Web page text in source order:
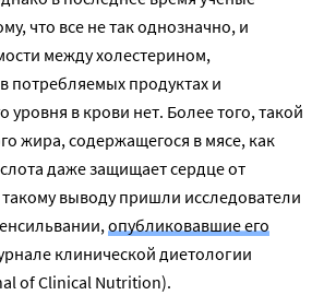
что все не так однозначно, и
между холестерином,
потребляемых продуктах и
уровня в крови нет. Более того, такой
жира, содержащегося в мясе, как
даже защищает сердце от
выводу пришли исследователи
опубликовавшие его
клинической диетологии
of Clinical Nutrition).